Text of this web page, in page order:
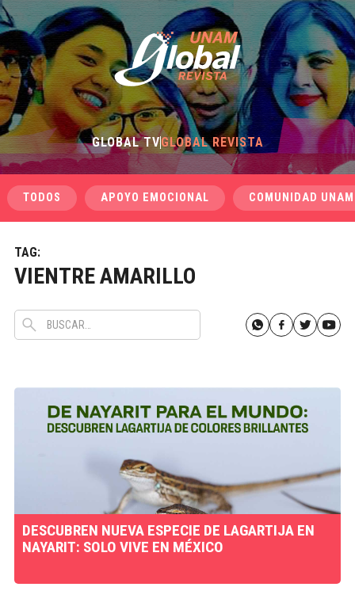
GLOBAL TVGLOBAL REVISTA
TODOS APOYO EMOCIONAL COMUNIDAD UNAM
TAG:
VIENTRE AMARILLO
DESCUBREN NUEVA ESPECIE DE LAGARTIJA EN
NAYARIT: SOLO VIVE EN MÉXICO